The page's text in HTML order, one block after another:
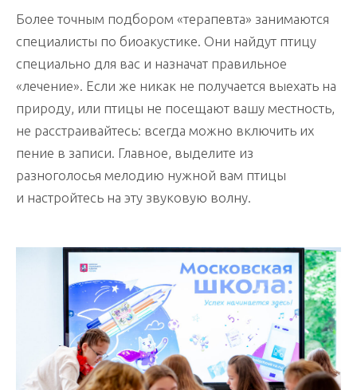
Более точным подбором «терапевта» занимаются
специалисты по биоакустике. Они найдут птицу
специально для вас и назначат правильное
«лечение». Если же никак не получается выехать на
природу, или птицы не посещают вашу местность,
не расстраивайтесь: всегда можно включить их
пение в записи. Главное, выделите из
разноголосья мелодию нужной вам птицы
и настройтесь на эту звуковую волну.